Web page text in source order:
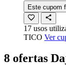
Este cupom
17 usos
TICO Ver
8 ofertas